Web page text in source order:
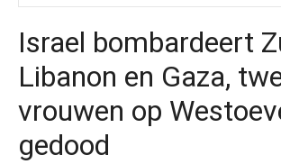
Israel bombardeert
Libanon en Gaza,
vrouwen op
gedood